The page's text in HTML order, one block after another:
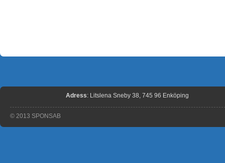
Adress: Litslena Sneby 38, 745 96 Enköping
© 2013 SPONSAB